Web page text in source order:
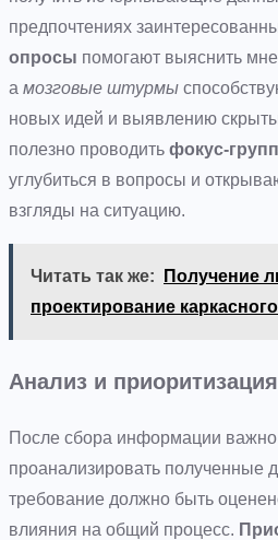
предпочтениях
опросы помогают выяснить
а мозговые штурмы
новых идей и выявлению
полезно проводить фокус-
углубиться в вопросы и
взгляды на ситуацию.
Читать так же:
Получение
проектирование
Анализ и
После сбора информации
проанализировать полученные
требование должно быть
влияния на общий процесс.